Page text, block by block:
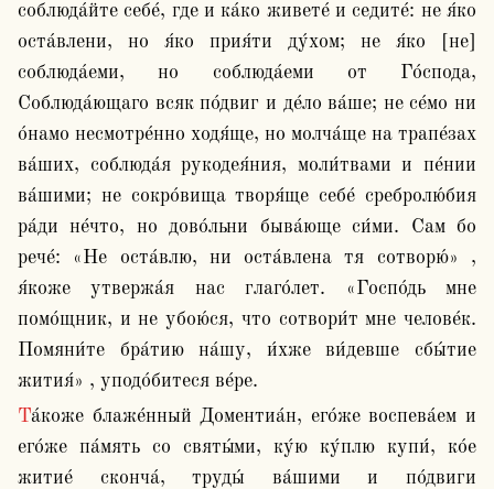
соблюда́йте себе́, где и ка́ко живете́ и седите́: не я́ко
оста́влени, но я́ко прия́ти ду́хом; не я́ко [не]
соблюда́еми, но соблюда́еми от Го́спода,
Соблюда́ющаго всяк по́двиг и де́ло ва́ше; не се́мо ни
о́намо несмотре́нно ходя́ще, но молча́ще на трапе́зах
ва́ших, соблюда́я рукодея́ния, моли́твами и пе́нии
ва́шими; не сокро́вища творя́ще себе́ сребролю́бия
ра́ди не́что, но дово́льни быва́юще си́ми. Сам бо
рече́: «Не оста́влю, ни оста́влена тя сотворю́» ,
я́коже утвержа́я нас глаго́лет. «Госпо́дь мне
помо́щник, и не убою́ся, что сотвори́т мне челове́к.
Помяни́те бра́тию на́шу, и́хже ви́девше сбы́тие
жития́» , уподо́битеся ве́ре.
Та́коже блаже́нный Доментиа́н, его́же воспева́ем и
его́же па́мять со святы́ми, ку́ю ку́плю купи́, ко́е
житие́ сконча́, труды́ ва́шими и по́двиги